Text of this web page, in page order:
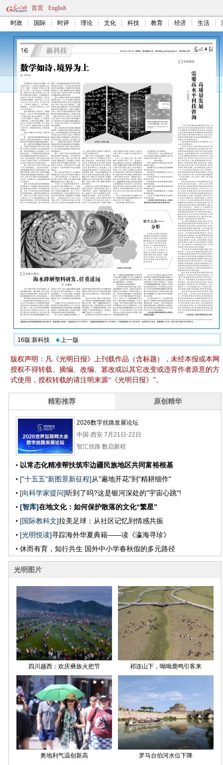
首页 English
时政 国际 时评 理论 文化 科技 教育 经济 生活
16版:新科技 上一版
版权声明：凡《光明日报》上刊载作品（含标题），未经本报或本网
授权不得转载、摘编、改编、篡改或以其它改变或违背作者原意的方
式使用，授权转载的请注明来源“《光明日报》”。